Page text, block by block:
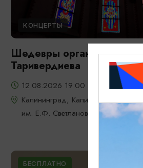
КОНЦЕРТЫ
Шедевры органной
Таривердиева
12.08.2026 19:00
Калининград, Калининградская
им. Е.Ф. Светланова
БЕСПЛАТНО